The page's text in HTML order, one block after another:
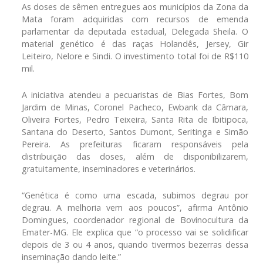
As doses de sêmen entregues aos municípios da Zona da
Mata foram adquiridas com recursos de emenda
parlamentar da deputada estadual, Delegada Sheila. O
material genético é das raças Holandês, Jersey, Gir
Leiteiro, Nelore e Sindi. O investimento total foi de R$110
mil.
A iniciativa atendeu a pecuaristas de Bias Fortes, Bom
Jardim de Minas, Coronel Pacheco, Ewbank da Câmara,
Oliveira Fortes, Pedro Teixeira, Santa Rita de Ibitipoca,
Santana do Deserto, Santos Dumont, Seritinga e Simão
Pereira. As prefeituras ficaram responsáveis pela
distribuição das doses, além de disponibilizarem,
gratuitamente, inseminadores e veterinários.
“Genética é como uma escada, subimos degrau por
degrau. A melhoria vem aos poucos”, afirma Antônio
Domingues, coordenador regional de Bovinocultura da
Emater-MG. Ele explica que “o processo vai se solidificar
depois de 3 ou 4 anos, quando tivermos bezerras dessa
inseminação dando leite.”